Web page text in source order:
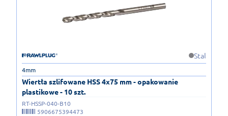
Stal
Wiertła szlifowane HSS 4x75 mm - opakowanie
plastikowe - 10 szt.
4mm
RT-HSSP-040-B10
5906675394473